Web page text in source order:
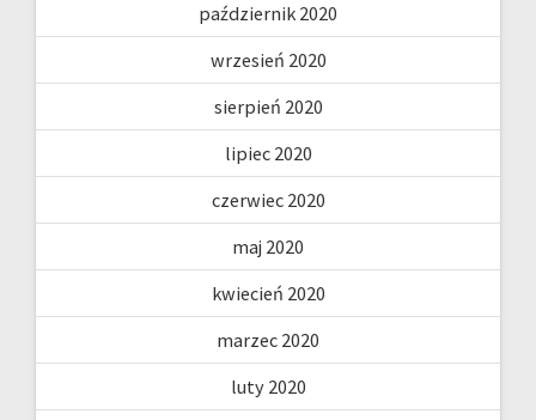
październik 2020
wrzesień 2020
sierpień 2020
lipiec 2020
czerwiec 2020
maj 2020
kwiecień 2020
marzec 2020
luty 2020